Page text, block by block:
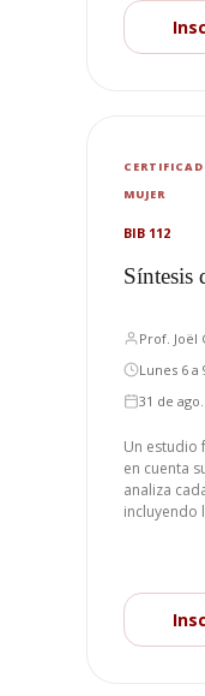
MUJER
BIB 112
Síntesis
Prof. Joël
Lunes 6 a
31 de
Un estudio
en cuenta
analiza
incluyendo